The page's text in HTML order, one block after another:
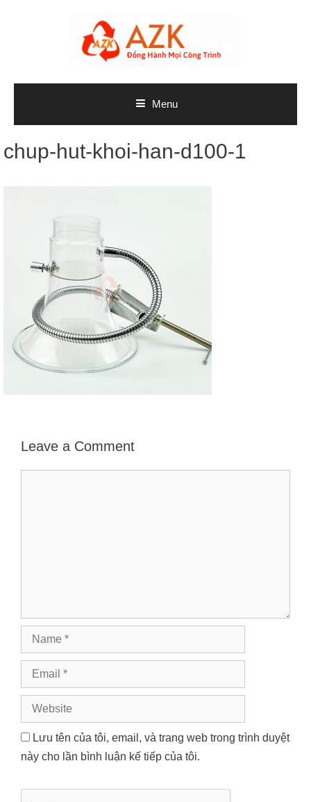
Menu
chup-hut-khoi-han-d100-1
Leave a Comment
Name
Email
Website
Lưu tên của tôi, email, và trang web trong trình duyệt
này cho lần bình luận kế tiếp của tôi.